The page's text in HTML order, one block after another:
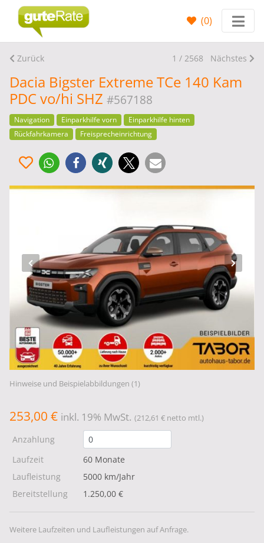
(0)
Zurück 1 / 2568 Nächstes
Dacia Bigster Extreme TCe 140 Kam
PDC vo/hi SHZ #567188
Navigation Einparkhilfe vorn
Einparkhilfe hinten
Rückfahrkamera
Freisprecheinrichtung
Hinweise und Beispielabbildungen (1)
253,00 € inkl. 19% MwSt. (212,61 € netto mtl.)
Anzahlung
Laufzeit
60 Monate
Laufleistung
5000 km/Jahr
Bereitstellung
1.250,00 €
Weitere Laufzeiten und Laufleistungen auf Anfrage.